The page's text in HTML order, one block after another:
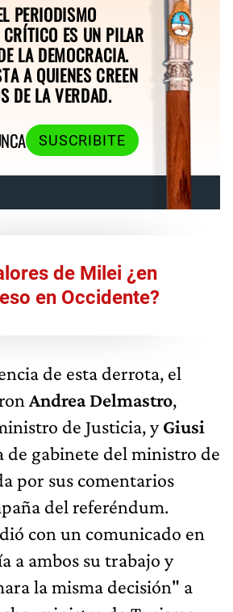
PERIODISMO
ES UN PILAR
LA DEMOCRACIA.
A QUIENES CREEN
DE LA VERDAD.
SUSCRIBITE
de Milei ¿en
en Occidente?
de esta derrota, el
Andrea Delmastro,
de Justicia, yGiusi
de gabinete del ministro de
por sus comentarios
del referéndum.
con un comunicado en
a ambos su trabajo y
la misma decisión" a